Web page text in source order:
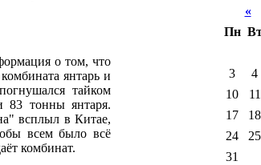
о том, что
янтарь и
тайком
83 тонны янтаря.
всплыл в Китае,
всем было всё
комбинат.
«
Пн
3
4
10
11
17
18
24
25
31